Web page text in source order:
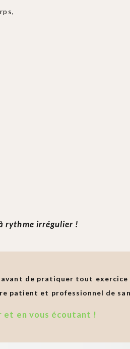
rythme irrégulier !
avant de pratiquer tout
patient et professionnel de
et en vous écoutant !